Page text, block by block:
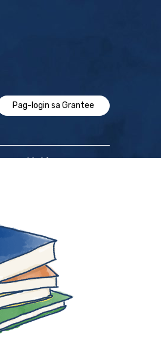
Pag-login sa Grantee
Makipag-ugnayan